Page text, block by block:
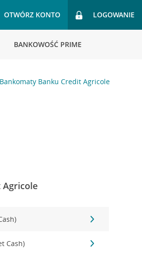
OTWÓRZ KONTO LOGOWANIE
BANKOWOŚĆ PRIME
Bankomaty Banku Credit Agricole
Agricole
Cash)